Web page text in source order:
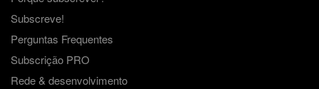
Subscreve!
Perguntas Frequentes
Subscrição PRO
Rede & desenvolvimento